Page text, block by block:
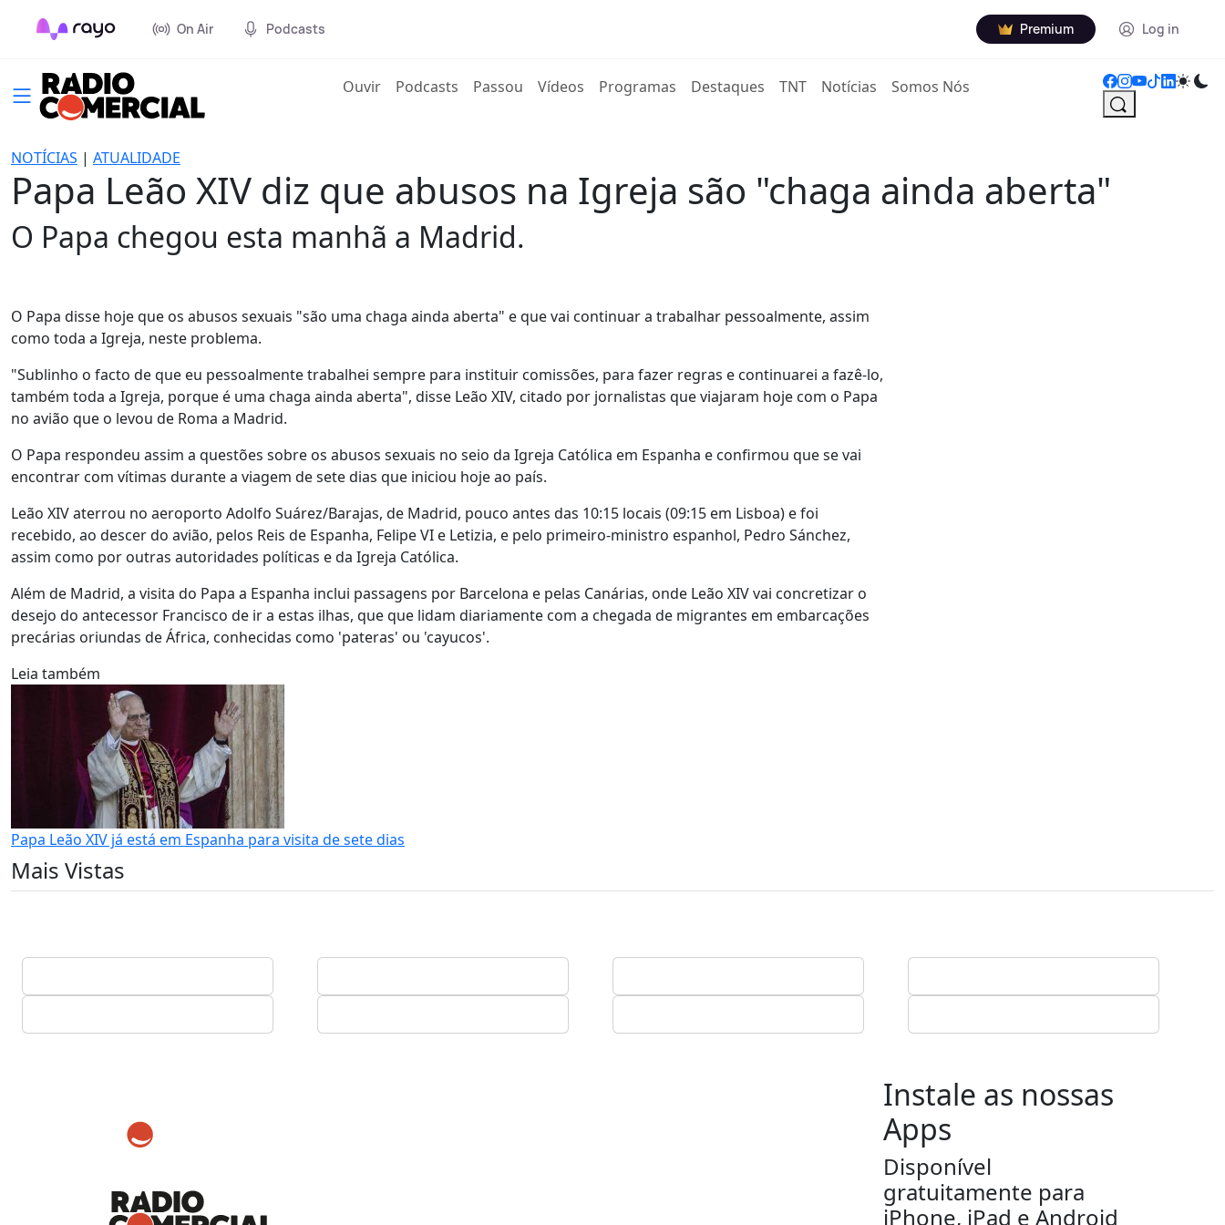
On Air Podcasts Premium Log in
Ouvir(current)
Podcasts Passou Vídeos Programas Destaques TNT Notícias Somos Nós
NOTÍCIAS | ATUALIDADE
Papa Leão XIV diz que abusos na Igreja são "chaga ainda aberta"
O Papa chegou esta manhã a Madrid.
O Papa disse hoje que os abusos sexuais "são uma chaga ainda aberta" e que vai continuar a trabalhar pessoalmente, assim
como toda a Igreja, neste problema.
"Sublinho o facto de que eu pessoalmente trabalhei sempre para instituir comissões, para fazer regras e continuarei a fazê-lo,
também toda a Igreja, porque é uma chaga ainda aberta", disse Leão XIV, citado por jornalistas que viajaram hoje com o Papa
no avião que o levou de Roma a Madrid.
O Papa respondeu assim a questões sobre os abusos sexuais no seio da Igreja Católica em Espanha e confirmou que se vai
encontrar com vítimas durante a viagem de sete dias que iniciou hoje ao país.
Leão XIV aterrou no aeroporto Adolfo Suárez/Barajas, de Madrid, pouco antes das 10:15 locais (09:15 em Lisboa) e foi
recebido, ao descer do avião, pelos Reis de Espanha, Felipe VI e Letizia, e pelo primeiro-ministro espanhol, Pedro Sánchez,
assim como por outras autoridades políticas e da Igreja Católica.
Além de Madrid, a visita do Papa a Espanha inclui passagens por Barcelona e pelas Canárias, onde Leão XIV vai concretizar o
desejo do antecessor Francisco de ir a estas ilhas, que que lidam diariamente com a chegada de migrantes em embarcações
precárias oriundas de África, conhecidas como 'pateras' ou 'cayucos'.
Leia também
Papa Leão XIV já está em Espanha para visita de sete dias
Mais Vistas
Instale as nossas
Apps
Disponível
gratuitamente para
iPhone, iPad e Android